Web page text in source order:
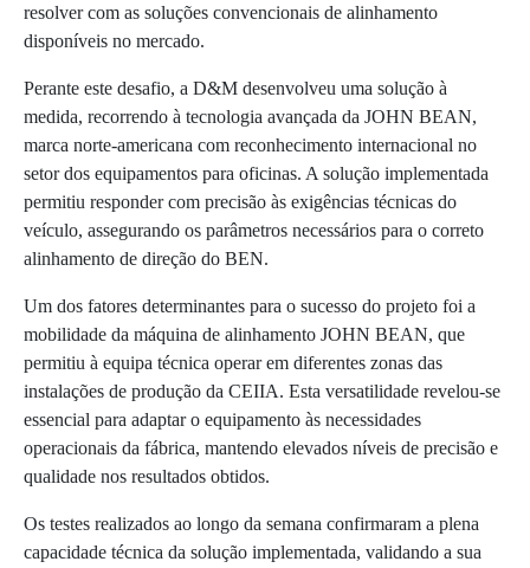
resolver com as soluções convencionais de alinhamento
disponíveis no mercado.
Perante este desafio, a D&M desenvolveu uma solução à
medida, recorrendo à tecnologia avançada da JOHN BEAN,
marca norte-americana com reconhecimento internacional no
setor dos equipamentos para oficinas. A solução implementada
permitiu responder com precisão às exigências técnicas do
veículo, assegurando os parâmetros necessários para o correto
alinhamento de direção do BEN.
Um dos fatores determinantes para o sucesso do projeto foi a
mobilidade da máquina de alinhamento JOHN BEAN, que
permitiu à equipa técnica operar em diferentes zonas das
instalações de produção da CEIIA. Esta versatilidade revelou-se
essencial para adaptar o equipamento às necessidades
operacionais da fábrica, mantendo elevados níveis de precisão e
qualidade nos resultados obtidos.
Os testes realizados ao longo da semana confirmaram a plena
capacidade técnica da solução implementada, validando a sua